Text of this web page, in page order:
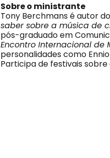
Sobre o ministrante
Tony Berchmans é autor
saber sobre a música de
pós-graduado em
Encontro Internacional de
personalidades como
Participa de festivais sobre